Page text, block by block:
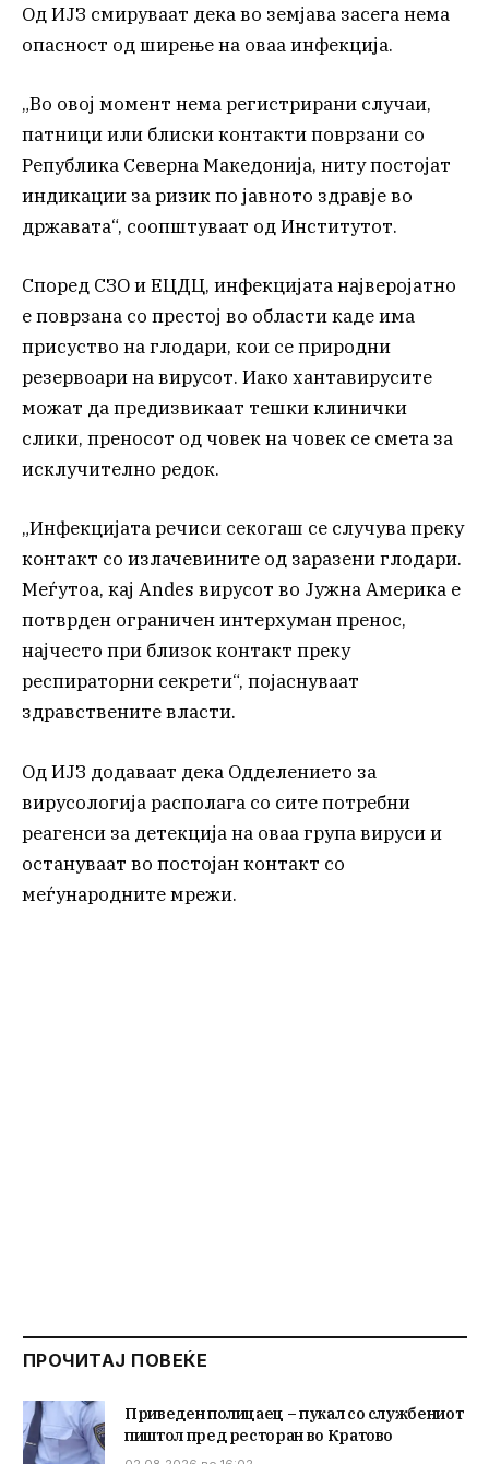
Од ИЈЗ смируваат дека во земјава засега нема
опасност од ширење на оваа инфекција.
„Во овој момент нема регистрирани случаи,
патници или блиски контакти поврзани со
Република Северна Македонија, ниту постојат
индикации за ризик по јавното здравје во
државата“, соопштуваат од Институтот.
Според СЗО и ЕЦДЦ, инфекцијата најверојатно
е поврзана со престој во области каде има
присуство на глодари, кои се природни
резервоари на вирусот. Иако хантавирусите
можат да предизвикаат тешки клинички
слики, преносот од човек на човек се смета за
исклучително редок.
„Инфекцијата речиси секогаш се случува преку
контакт со излачевините од заразени глодари.
Меѓутоа, кај Andes вирусот во Јужна Америка е
потврден ограничен интерхуман пренос,
најчесто при близок контакт преку
респираторни секрети“, појаснуваат
здравствените власти.
Од ИЈЗ додаваат дека Одделението за
вирусологија располага со сите потребни
реагенси за детекција на оваа група вируси и
остануваат во постојан контакт со
меѓународните мрежи.
ПРОЧИТАЈ ПОВЕЌЕ
Приведен полицаец – пукал со службениот
пиштол пред ресторан во Кратово